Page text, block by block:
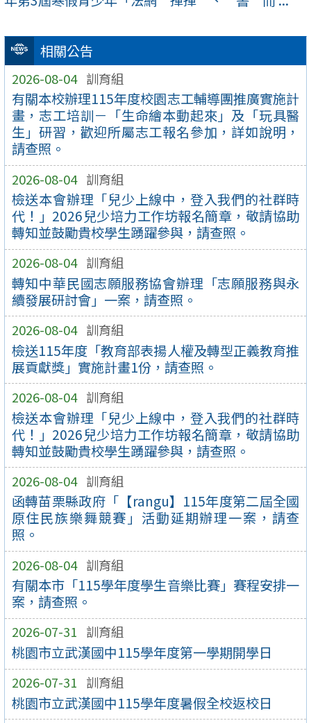
相關公告
2026-08-04 訓育組
有關本校辦理115年度校園志工輔導團推廣實施計
畫，志工培訓－「生命繪本動起來」及「玩具醫
生」研習，歡迎所屬志工報名參加，詳如說明，
請查照。
2026-08-04 訓育組
檢送本會辦理「兒少上線中，登入我們的社群時
代！」2026兒少培力工作坊報名簡章，敬請協助
轉知並鼓勵貴校學生踴躍參與，請查照。
2026-08-04 訓育組
轉知中華民國志願服務協會辦理「志願服務與永
續發展研討會」一案，請查照。
2026-08-04 訓育組
檢送115年度「教育部表揚人權及轉型正義教育推
展貢獻獎」實施計畫1份，請查照。
2026-08-04 訓育組
檢送本會辦理「兒少上線中，登入我們的社群時
代！」2026兒少培力工作坊報名簡章，敬請協助
轉知並鼓勵貴校學生踴躍參與，請查照。
2026-08-04 訓育組
函轉苗栗縣政府「【rangu】115年度第二屆全國
原住民族樂舞競賽」活動延期辦理一案，請查
照。
2026-08-04 訓育組
有關本市「115學年度學生音樂比賽」賽程安排一
案，請查照。
2026-07-31 訓育組
桃園市立武漢國中115學年度第一學期開學日
2026-07-31 訓育組
桃園市立武漢國中115學年度暑假全校返校日